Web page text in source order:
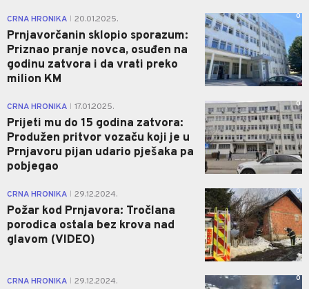
CRNA HRONIKA 20.01.2025.
Prnjavorčanin sklopio sporazum:
Priznao pranje novca, osuđen na
godinu zatvora i da vrati preko
milion KM
0
CRNA HRONIKA 17.01.2025.
Prijeti mu do 15 godina zatvora:
Produžen pritvor vozaču koji je u
Prnjavoru pijan udario pješaka pa
pobjegao
0
CRNA HRONIKA 29.12.2024.
Požar kod Prnjavora: Tročlana
porodica ostala bez krova nad
glavom (VIDEO)
0
CRNA HRONIKA 29.12.2024. 0